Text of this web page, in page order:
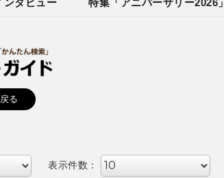
ンタビュー 特集「アニバーサリー2026」
る
表示件数：